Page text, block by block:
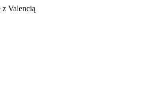
Valencią